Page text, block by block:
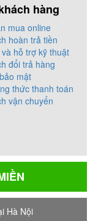
hàng
mua online
hoàn trả tiền
hỗ trợ kỹ thuật
đổi trả hàng
mật
thức thanh toán
vận chuyển
Hà Nội